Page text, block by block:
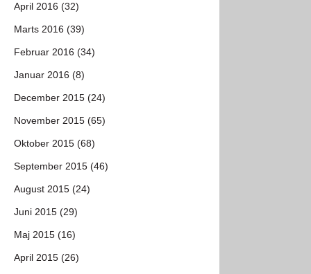
April 2016 (32)
Marts 2016 (39)
Februar 2016 (34)
Januar 2016 (8)
December 2015 (24)
November 2015 (65)
Oktober 2015 (68)
September 2015 (46)
August 2015 (24)
Juni 2015 (29)
Maj 2015 (16)
April 2015 (26)